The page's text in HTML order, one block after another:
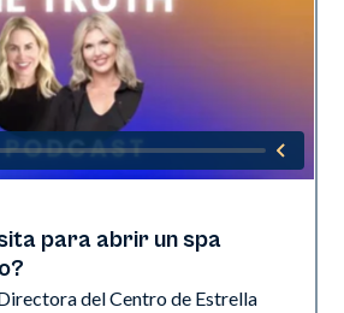
para abrir un spa
del Centro de Estrella